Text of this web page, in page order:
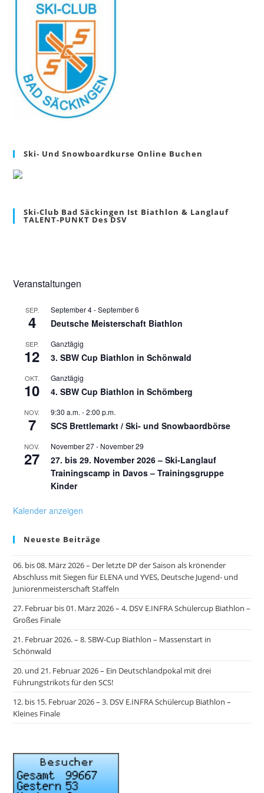
Ski- Und Snowboardkurse Online Buchen
Ski-Club Bad Säckingen Ist Biathlon & Langlauf
TALENT-PUNKT Des DSV
Veranstaltungen
SEP.
4
September 4-September 6
Deutsche Meisterschaft Biathlon
SEP.
12
Ganztägig
3. SBW Cup Biathlon in Schönwald
OKT.
10
Ganztägig
4. SBW Cup Biathlon in Schömberg
NOV.
7
9:30 a.m. -2:00 p.m.
SCS Brettlemarkt / Ski- und Snowbaordbörse
NOV.
27
November 27- November 29
27. bis 29. November 2026 – Ski-Langlauf
Trainingscamp in Davos – Trainingsgruppe
Kinder
Kalender anzeigen
Neueste Beiträge
06. bis 08. März 2026 – Der letzte DP der Saison als krönender
Abschluss mit Siegen für ELENA und YVES, Deutsche Jugend- und
Juniorenmeisterschaft Staffeln
27. Februar bis 01. März 2026 – 4. DSV E.INFRA Schülercup Biathlon –
Großes Finale
21. Februar 2026. – 8. SBW-Cup Biathlon – Massenstart in
Schönwald
20. und 21. Februar 2026 – Ein Deutschlandpokal mit drei
Führungstrikots für den SCS!
12. bis 15. Februar 2026 – 3. DSV E.INFRA Schülercup Biathlon –
Kleines Finale